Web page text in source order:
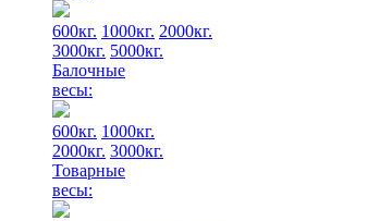
600кг. 1000кг. 2000кг.
3000кг. 5000кг.
Балочные
весы:
600кг. 1000кг.
2000кг. 3000кг.
Товарные
весы: